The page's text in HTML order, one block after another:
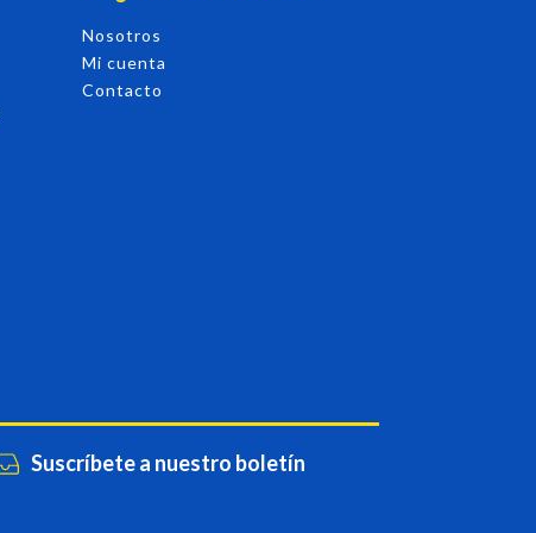
Nosotros
Mi cuenta
Contacto
Suscríbete a nuestro boletín